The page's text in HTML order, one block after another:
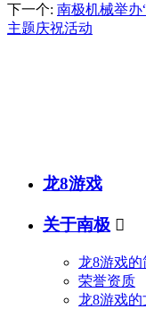
下一个: 南极机械举办
主题庆祝活动
龙8游戏
关于南极 
龙8游戏的
荣誉资质
龙8游戏的